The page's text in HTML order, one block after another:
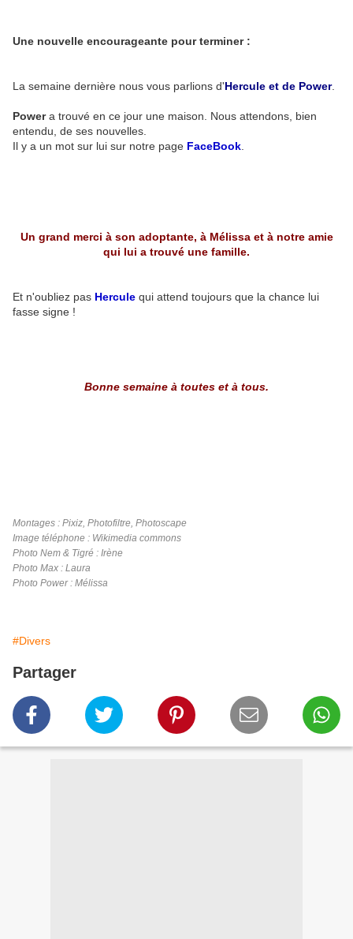
Une nouvelle encourageante pour terminer :
La semaine dernière nous vous parlions d'Hercule et de Power.
Powera trouvé en ce jour une maison. Nous attendons, bien
entendu, de ses nouvelles.
Il y a un mot sur lui sur notre page FaceBook
Un grand merci à son adoptante, à Mélissa et à notre amie
qui lui a trouvé une famille.
Et n'oubliez pas Hercule qui attend toujours que la chance lui
fasse signe !
Bonne semaine à toutes et à tous.
Montages : Pixiz, Photofiltre, Photoscape
Image téléphone : Wikimedia commons
Photo Nem & Tigré : Irène
Photo Max : Laura
Photo Power : Mélissa
#Divers
Partager